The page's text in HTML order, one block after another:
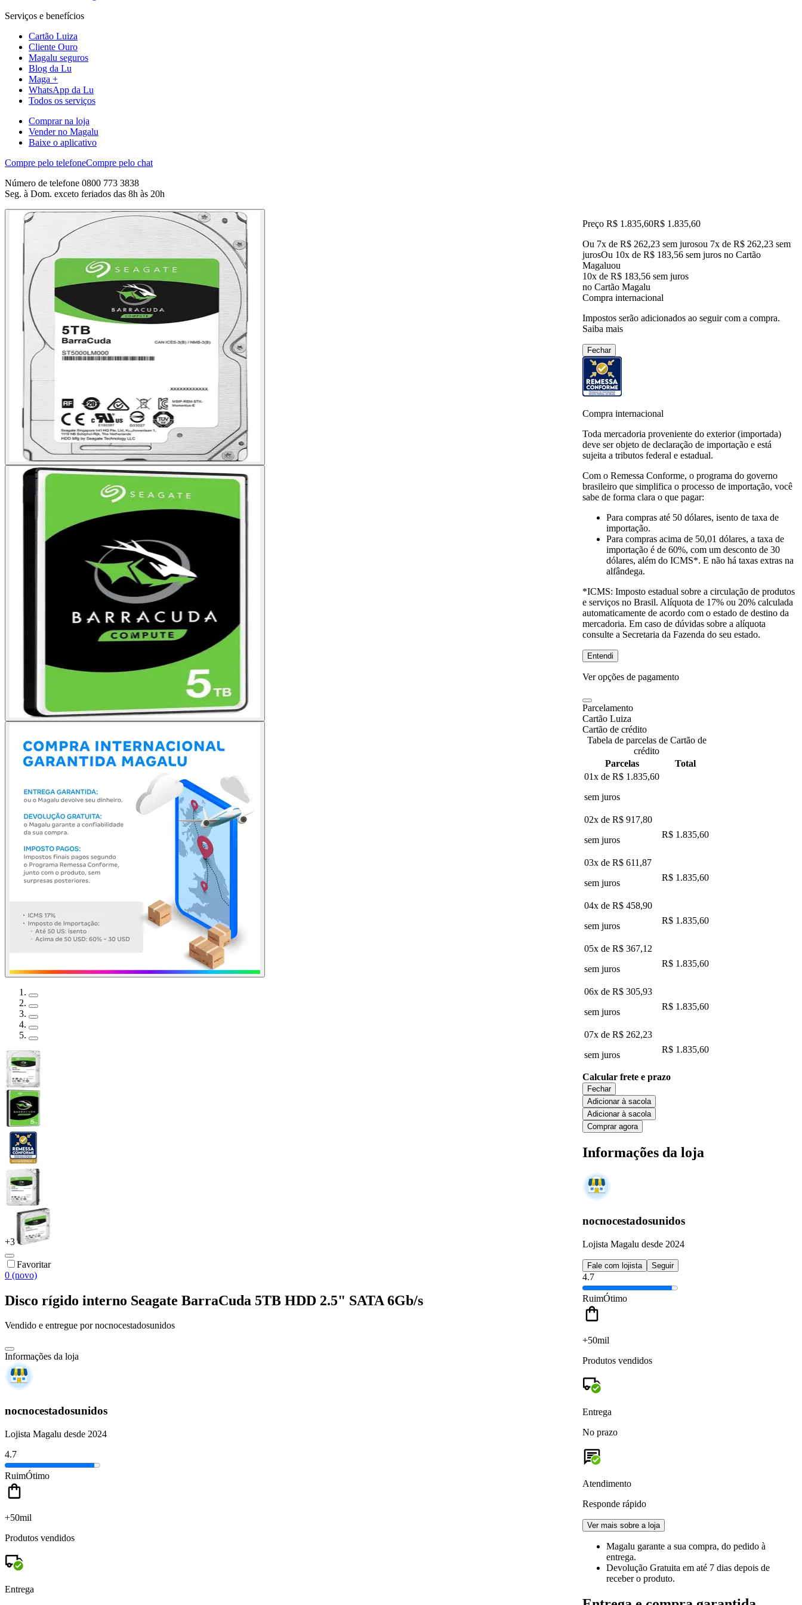
Serviços e benefícios
Cartão Luiza
Cliente Ouro
Magalu seguros
Blog da Lu
Maga +
WhatsApp da Lu
Todos os serviços
Comprar na loja
Vender no Magalu
Baixe o aplicativo
Compre pelo telefoneCompre pelo chat
Número de telefone 0800 773 3838
Seg. à Dom. exceto feriados das 8h às 20h
+3
Favoritar
0 (novo)
Disco rígido interno Seagate BarraCuda 5TB HDD 2.5" SATA 6Gb/s
Vendido e entregue por nocnocestadosunidos
Informações da loja
nocnocestadosunidos
Lojista Magalu desde 2024
4.7
RuimÓtimo
+50mil
Produtos vendidos
Entrega
Preço R$ 1.835,60R$ 1.835,60
Ou 7x de R$ 262,23 sem jurosou 7x de R$ 262,23 sem
jurosOu 10x de R$ 183,56 sem juros no Cartão
Magaluou
10x de R$ 183,56 sem juros
no Cartão Magalu
Compra internacional
Impostos serão adicionados ao seguir com a compra.
Saiba mais
Fechar
Compra internacional
Toda mercadoria proveniente do exterior (importada)
deve ser objeto de declaração de importação e está
sujeita a tributos federal e estadual.
Com o Remessa Conforme, o programa do governo
brasileiro que simplifica o processo de importação, você
sabe de forma clara o que pagar:
Para compras até 50 dólares, isento de taxa de
importação.
Para compras acima de 50,01 dólares, a taxa de
importação é de 60%, com um desconto de 30
dólares, além do ICMS*. E não há taxas extras na
alfândega.
*ICMS: Imposto estadual sobre a circulação de produtos
e serviços no Brasil. Alíquota de 17% ou 20% calculada
automaticamente de acordo com o estado de destino da
mercadoria. Em caso de dúvidas sobre a alíquota
consulte a Secretaria da Fazenda do seu estado.
Entendi
Ver opções de pagamento
Parcelamento
Cartão Luiza
Cartão de crédito
Tabela de parcelas de Cartão de
crédito
Parcelas
Total
01x de R$ 1.835,60
sem juros
02x de R$ 917,80
sem juros
R$ 1.835,60
03x de R$ 611,87
sem juros
R$ 1.835,60
04x de R$ 458,90
sem juros
R$ 1.835,60
05x de R$ 367,12
sem juros
R$ 1.835,60
06x de R$ 305,93
sem juros
R$ 1.835,60
07x de R$ 262,23
sem juros
R$ 1.835,60
Calcular frete e prazo
Fechar
Adicionar à sacola
Adicionar à sacola
Comprar agora
Informações da loja
nocnocestadosunidos
Lojista Magalu desde 2024
Fale com lojista Seguir
4.7
RuimÓtimo
+50mil
Produtos vendidos
Entrega
No prazo
Atendimento
Responde rápido
Ver mais sobre a loja
Magalu garante a sua compra, do pedido à
entrega.
Devolução Gratuita em até 7 dias depois de
receber o produto.